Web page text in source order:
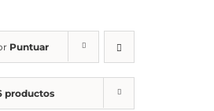
Puntuar
productos